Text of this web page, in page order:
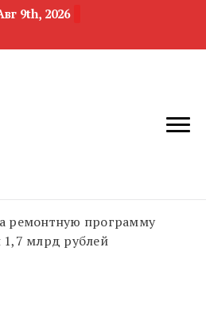
9th, 2026
область
ремонтную программу
1,7 млрд рублей